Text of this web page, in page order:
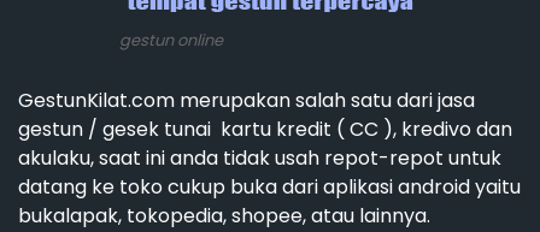
gestun online
GestunKilat.com merupakan salah satu dari jasa
gestun / gesek tunai kartu kredit ( CC ), kredivo dan
akulaku, saat ini anda tidak usah repot-repot untuk
datang ke toko cukup buka dari aplikasi android yaitu
bukalapak, tokopedia, shopee, atau lainnya.